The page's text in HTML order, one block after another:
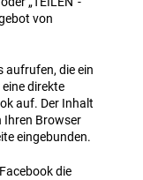
von
aufrufen, die ein
direkte
auf. Der Inhalt
Ihren Browser
eingebunden.
die